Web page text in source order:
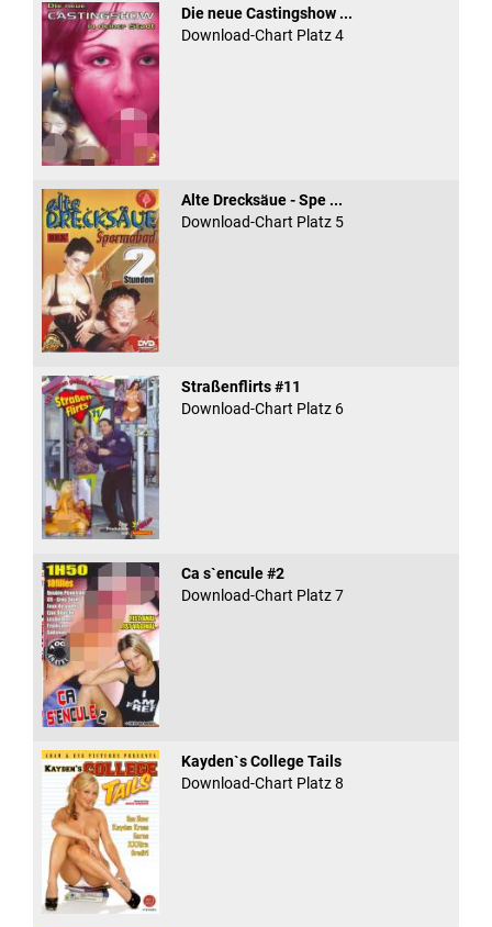
Die neue Castingshow ...
Download-Chart Platz 4
Alte Drecksäue - Spe ...
Download-Chart Platz 5
Straßenflirts #11
Download-Chart Platz 6
Ca s`encule #2
Download-Chart Platz 7
Kayden`s College Tails
Download-Chart Platz 8